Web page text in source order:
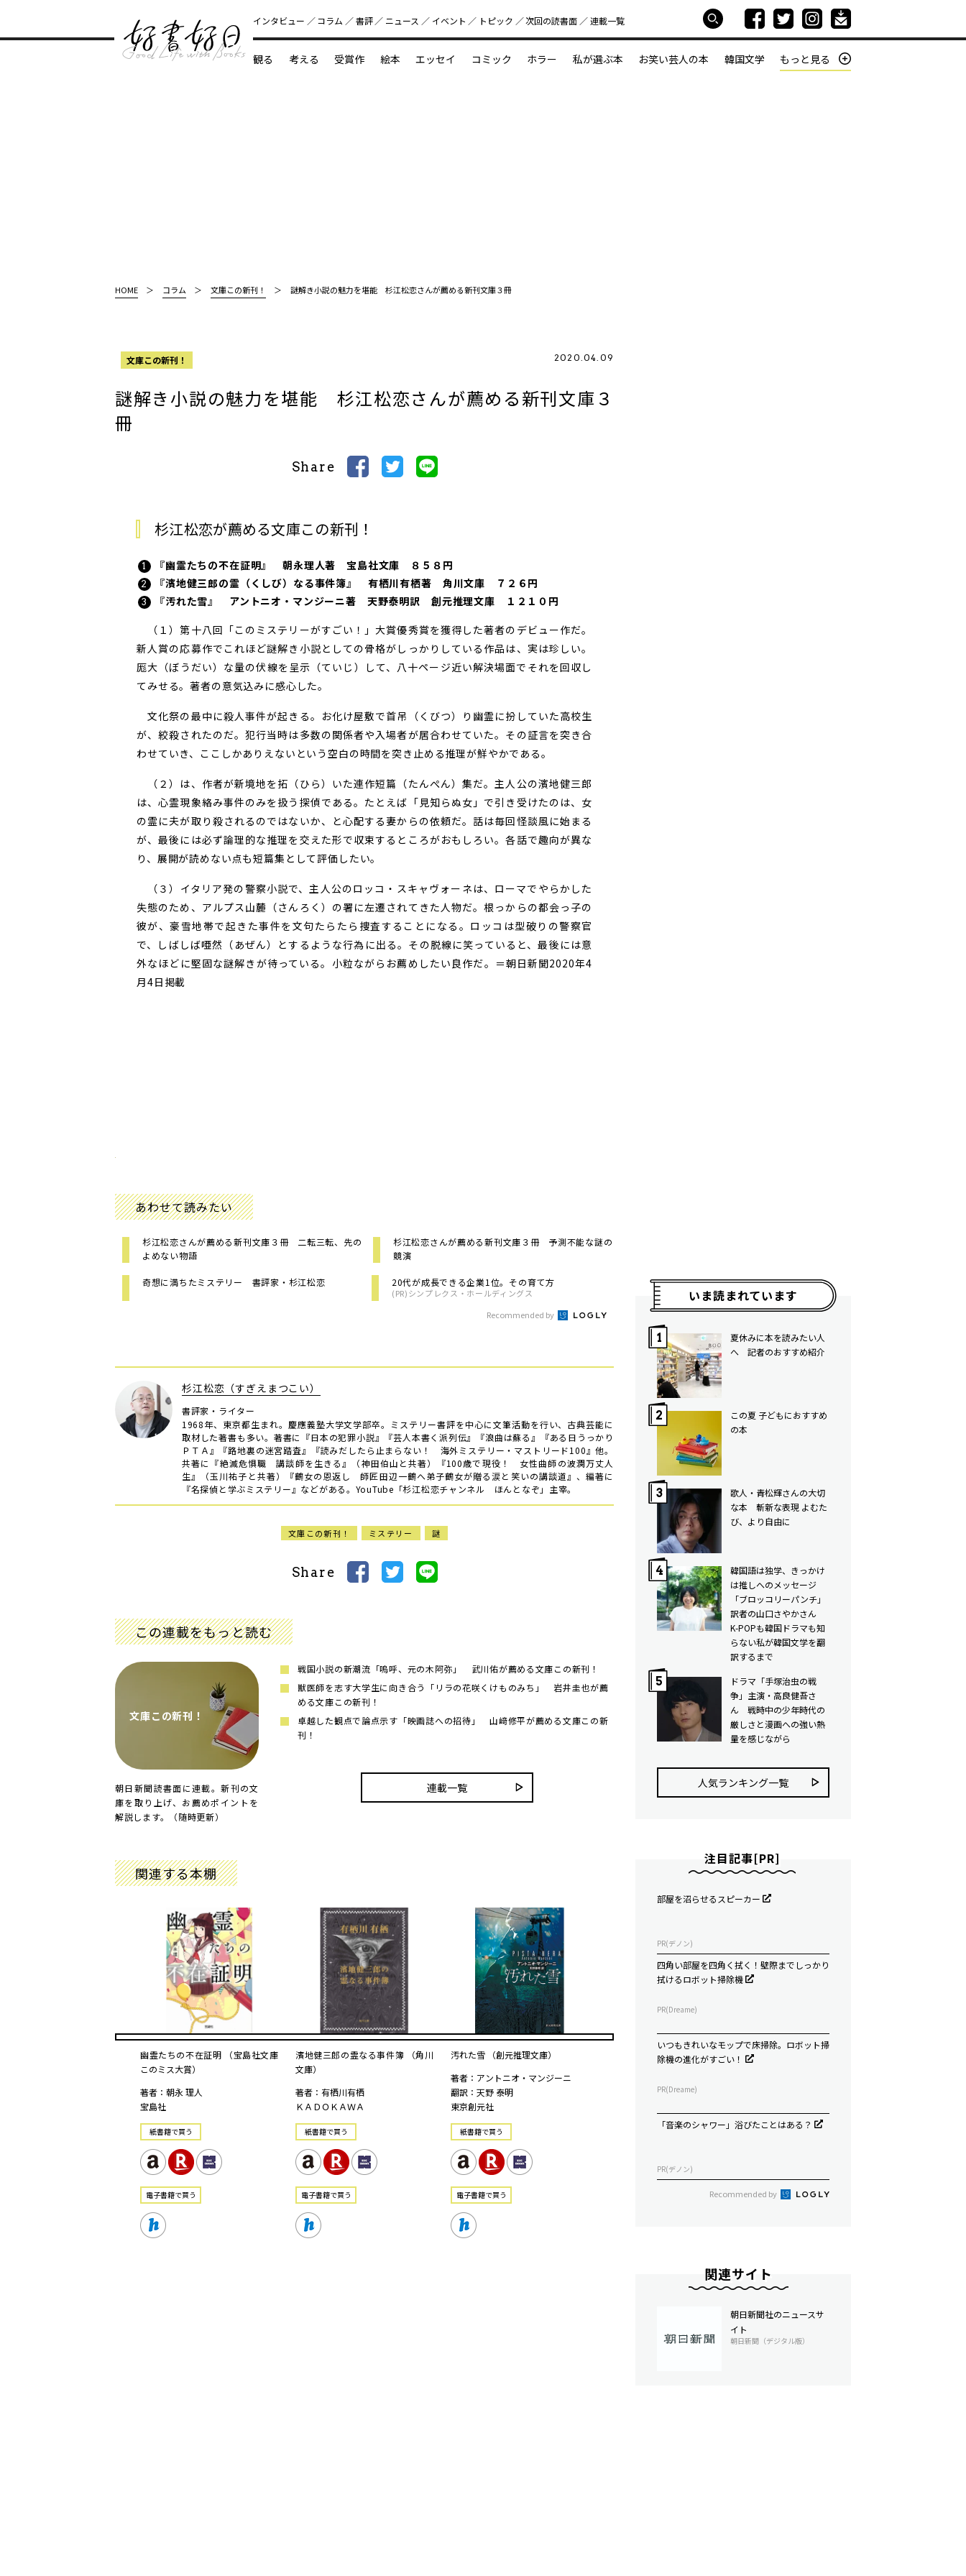
好書好日
インタビュー コラム 書評 ニュース イベント トピック 次回の読書⾯ 連載一覧
観る 考える 受賞作 絵本 エッセイ コミック ホラー 私が選ぶ本 お笑い芸人の本 韓国文学 もっと見る
HOME コラム 文庫この新刊！ 謎解き小説の魅力を堪能 杉江松恋さんが薦める新刊文庫３冊
文庫この新刊！ 2020.04.09
謎解き小説の魅力を堪能 杉江松恋さんが薦める新刊文庫３
冊
Share
杉江松恋が薦める文庫この新刊！
『幽霊たちの不在証明』 朝永理人著 宝島社文庫 ８５８円
『濱地健三郎の霊（くしび）なる事件簿』 有栖川有栖著 角川文庫 ７２６円
『汚れた雪』 アントニオ・マンジーニ著 天野泰明訳 創元推理文庫 １２１０円
（１）第十八回「このミステリーがすごい！」大賞優秀賞を獲得した著者のデビュー作だ。
新人賞の応募作でこれほど謎解き小説としての骨格がしっかりしている作品は、実は珍しい。
厖大（ぼうだい）な量の伏線を呈示（ていじ）して、八十ページ近い解決場面でそれを回収し
てみせる。著者の意気込みに感心した。
文化祭の最中に殺人事件が起きる。お化け屋敷で首吊（くびつ）り幽霊に扮していた高校生
が、絞殺されたのだ。犯行当時は多数の関係者や入場者が居合わせていた。その証言を突き合
わせていき、ここしかありえないという空白の時間を突き止める推理が鮮やかである。
（２）は、作者が新境地を拓（ひら）いた連作短篇（たんぺん）集だ。主人公の濱地健三郎
は、心霊現象絡み事件のみを扱う探偵である。たとえば「見知らぬ女」で引き受けたのは、女
の霊に夫が取り殺されるのではないか、と心配する妻からの依頼だ。話は毎回怪談風に始まる
が、最後には必ず論理的な推理を交えた形で収束するところがおもしろい。各話で趣向が異な
り、展開が読めない点も短篇集として評価したい。
（３）イタリア発の警察小説で、主人公のロッコ・スキャヴォーネは、ローマでやらかした
失態のため、アルプス山麓（さんろく）の署に左遷されてきた人物だ。根っからの都会っ子の
彼が、豪雪地帯で起きた事件を文句たらたら捜査することになる。ロッコは型破りの警察官
で、しばしば唖然（あぜん）とするような行為に出る。その脱線に笑っていると、最後には意
外なほどに堅固な謎解きが待っている。小粒ながらお薦めしたい良作だ。＝朝日新聞2020年4
月4日掲載
あわせて読みたい
杉江松恋さんが薦める新刊文庫３冊 二転三転、先の
よめない物語
杉江松恋さんが薦める新刊文庫３冊 予測不能な謎の
競演
奇想に満ちたミステリー 書評家・杉江松恋 20代が成長できる企業1位。その育て方
(PR)シンプレクス・ホールディングス
Recommended by
杉江松恋（すぎえまつこい）
書評家・ライター
1968年、東京都生まれ。慶應義塾大学文学部卒。ミステリー書評を中心に文筆活動を行い、古典芸能に
取材した著書も多い。著書に『日本の犯罪小説』『芸人本書く派列伝』『浪曲は蘇る』『ある日うっかり
ＰＴＡ』『路地裏の迷宮踏査』『読みだしたら止まらない！ 海外ミステリー・マストリード100』他。
共著に『絶滅危惧職 講談師を生きる』（神田伯山と共著）『100歳で現役！ 女性曲師の波瀾万丈人
生』（玉川祐子と共著）『鶴女の恩返し 師匠田辺一鶴へ弟子鶴女が贈る涙と笑いの講談道』、編著に
『名探偵と学ぶミステリー』などがある。YouTube「杉江松恋チャンネル ほんとなぞ」主宰。
文庫この新刊！ ミステリー 謎
Share
この連載をもっと読む
文庫この新刊！
朝日新聞読書面に連載。新刊の文
庫を取り上げ、お薦めポイントを
解説します。（随時更新）
戦国小説の新潮流「嗚呼、元の木阿弥」 武川佑が薦める文庫この新刊！
獣医師を志す大学生に向き合う「リラの花咲くけものみち」 岩井圭也が薦
める文庫この新刊！
卓越した観点で論点示す「映画誌への招待」 山﨑修平が薦める文庫この新
刊！
連載一覧
関連する本棚
幽霊たちの不在証明 （宝島社文庫
このミス大賞）
著者：朝永 理人
宝島社
紙書籍で買う
電⼦書籍で買う
濱地健三郎の霊なる事件簿 （角川
文庫）
著者：有栖川有栖
ＫＡＤＯＫＡＷＡ
紙書籍で買う
電⼦書籍で買う
汚れた雪 （創元推理文庫）
著者：アントニオ・マンジーニ
翻訳：天野 泰明
東京創元社
紙書籍で買う
電⼦書籍で買う
いま読まれています
夏休みに本を読みたい人
へ 記者のおすすめ紹介
この夏 子どもにおすすめ
の本
歌人・青松輝さんの大切
な本 斬新な表現 よむた
び、より自由に
韓国語は独学、きっかけ
は推しへのメッセージ
「ブロッコリーパンチ」
訳者の山口さやかさん
K-POPも韓国ドラマも知
らない私が韓国文学を翻
訳するまで
ドラマ「手塚治虫の戦
争」主演・高良健吾さ
ん 戦時中の少年時代の
厳しさと漫画への強い熱
量を感じながら
人気ランキング⼀覧
注目記事[PR]
部屋を沼らせるスピーカー
PR(デノン)
四角い部屋を四角く拭く！壁際までしっかり
拭けるロボット掃除機
PR(Dreame)
いつもきれいなモップで床掃除。ロボット掃
除機の進化がすごい！
PR(Dreame)
「音楽のシャワー」浴びたことはある？
PR(デノン)
Recommended by
関連サイト
朝日新聞社のニュースサ
イト
朝日新聞（デジタル版）